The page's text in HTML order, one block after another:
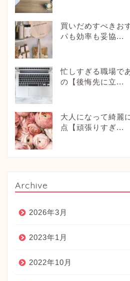
買いだめすべきお
パも効率も妥協...
忙しすぎる職場で
の【後悔先に立...
大人になって綺麗
点【頑張りすぎ...
Archive
2026年3月
2023年1月
2022年10月